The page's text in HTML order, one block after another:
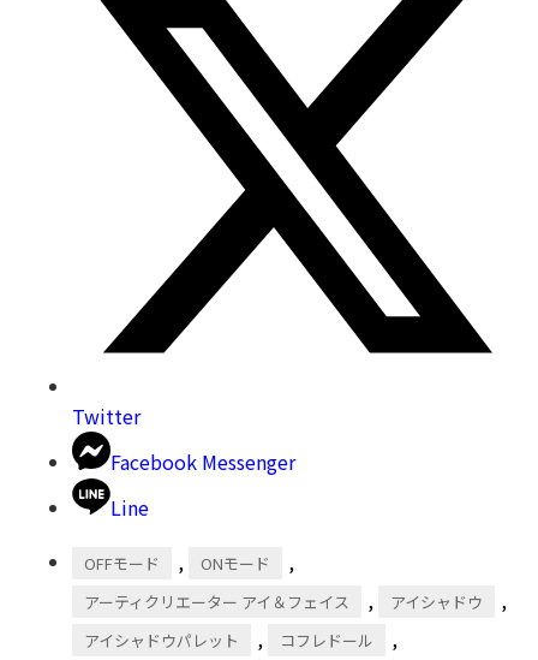
Twitter
Facebook Messenger
Line
OFFモード , ONモード ,
アーティクリエーター アイ＆フェイス , アイシャドウ ,
アイシャドウパレット , コフレドール ,